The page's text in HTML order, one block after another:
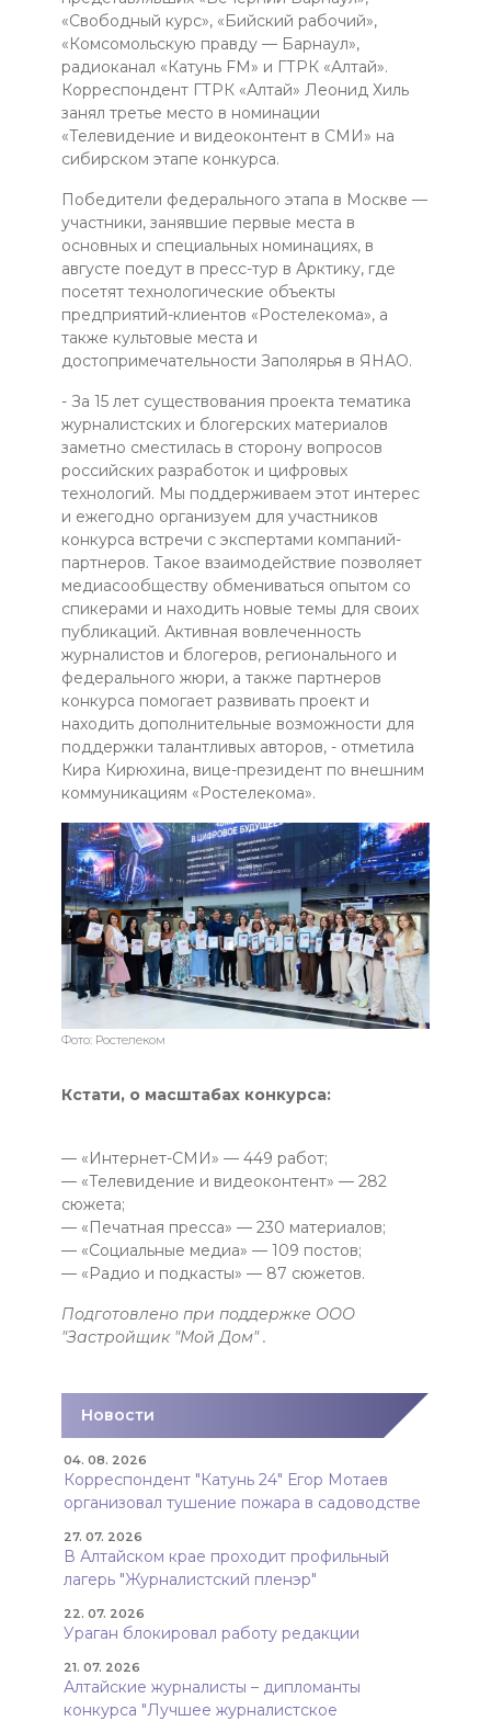
«Свободный курс», «Бийский рабочий»,
«Комсомольскую правду — Барнаул»,
радиоканал «Катунь FM» и ГТРК «Алтай».
Корреспондент ГТРК «Алтай» Леонид Хиль
занял третье место в номинации
«Телевидение и видеоконтент в СМИ» на
сибирском этапе конкурса.
Победители федерального этапа в Москве —
участники, занявшие первые места в
основных и специальных номинациях, в
августе поедут в пресс-тур в Арктику, где
посетят технологические объекты
предприятий-клиентов «Ростелекома», а
также культовые места и
достопримечательности Заполярья в ЯНАО.
- За 15 лет существования проекта тематика
журналистских и блогерских материалов
заметно сместилась в сторону вопросов
российских разработок и цифровых
технологий. Мы поддерживаем этот интерес
и ежегодно организуем для участников
конкурса встречи с экспертами компаний-
партнеров. Такое взаимодействие позволяет
медиасообществу обмениваться опытом со
спикерами и находить новые темы для своих
публикаций. Активная вовлеченность
журналистов и блогеров, регионального и
федерального жюри, а также партнеров
конкурса помогает развивать проект и
находить дополнительные возможности для
поддержки талантливых авторов, - отметила
Кира Кирюхина, вице-президент по внешним
коммуникациям «Ростелекома».
Фото: Ростелеком
Кстати, о масштабах конкурса:
— «Интернет-СМИ» — 449 работ;
— «Телевидение и видеоконтент» — 282
сюжета;
— «Печатная пресса» — 230 материалов;
— «Социальные медиа» — 109 постов;
— «Радио и подкасты» — 87 сюжетов.
Подготовлено при поддержке ООО
"Застройщик "Мой Дом" .
Новости
04. 08. 2026
Корреспондент "Катунь 24" Егор Мотаев
организовал тушение пожара в садоводстве
27. 07. 2026
В Алтайском крае проходит профильный
лагерь "Журналистский пленэр"
22. 07. 2026
Ураган блокировал работу редакции
21. 07. 2026
Алтайские журналисты – дипломанты
конкурса "Лучшее журналистское